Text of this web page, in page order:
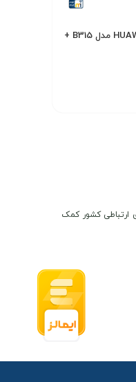
مودم 4G هواوی HUAWEI مدل B315 +
ارتباطی کشور کمک